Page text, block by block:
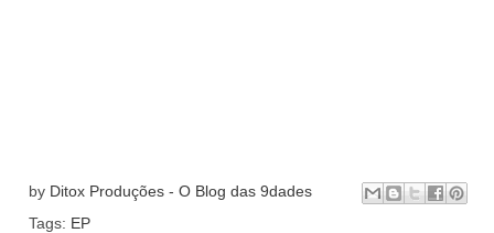
by Ditox Produções - O Blog das 9dades
Tags: EP